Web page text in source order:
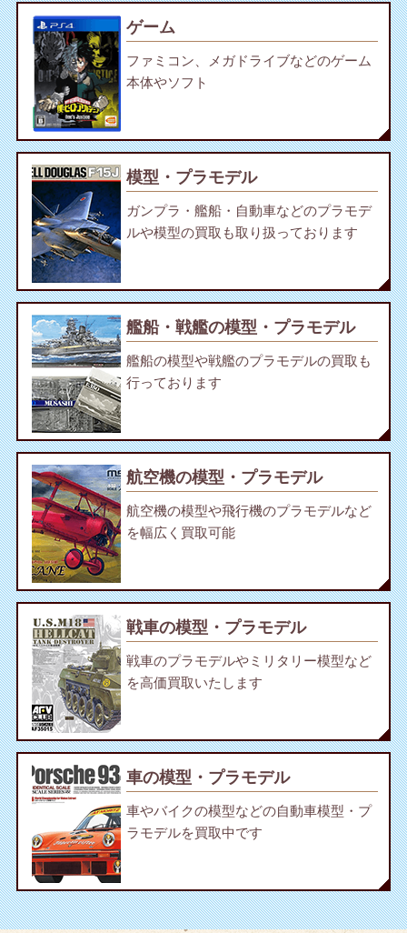
ゲーム
ファミコン、メガドライブなどのゲーム
本体やソフト
模型・プラモデル
ガンプラ・艦船・自動車などのプラモデ
ルや模型の買取も取り扱っております
艦船・戦艦の模型・プラモデル
艦船の模型や戦艦のプラモデルの買取も
行っております
航空機の模型・プラモデル
航空機の模型や飛行機のプラモデルなど
を幅広く買取可能
戦車の模型・プラモデル
戦車のプラモデルやミリタリー模型など
を高価買取いたします
車の模型・プラモデル
車やバイクの模型などの自動車模型・プ
ラモデルを買取中です